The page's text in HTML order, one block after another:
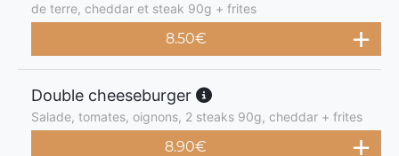
de terre, cheddar et steak 90g + frites
8.50€
Double cheeseburger
Salade, tomates, oignons, 2 steaks 90g, cheddar + frites
8.90€